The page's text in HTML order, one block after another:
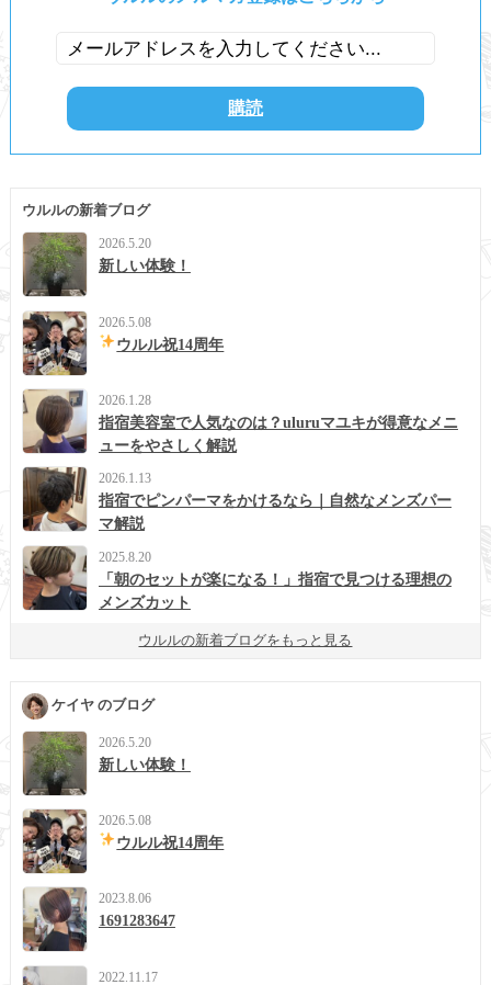
ウルルの新着ブログ
2026.5.20
新しい体験！
2026.5.08
ウルル祝14周年
2026.1.28
指宿美容室で人気なのは？uluruマユキが得意なメニ
ューをやさしく解説
2026.1.13
指宿でピンパーマをかけるなら｜自然なメンズパー
マ解説
2025.8.20
「朝のセットが楽になる！」指宿で見つける理想の
メンズカット
ウルルの新着ブログをもっと見る
ケイヤ のブログ
2026.5.20
新しい体験！
2026.5.08
ウルル祝14周年
2023.8.06
1691283647
2022.11.17